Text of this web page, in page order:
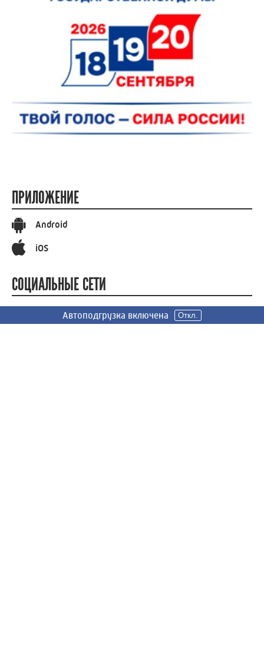
ПРИЛОЖЕНИЕ
Android
iOS
СОЦИАЛЬНЫЕ СЕТИ
ВконтактеАвтоподгрузка включена Откл.
Автоподгрузка включена Откл.
Автоподгрузка включена Откл.